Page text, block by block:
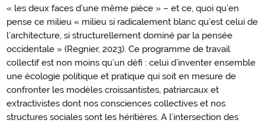
« les deux faces d’une même pièce » – et ce, quoi qu’en
pense ce milieu « milieu si radicalement blanc qu’est celui de
l’architecture, si structurellement dominé par la pensée
occidentale » (Regnier, 2023). Ce programme de travail
collectif est non moins qu’un défi : celui d’inventer ensemble
une écologie politique et pratique qui soit en mesure de
confronter les modèles croissantistes, patriarcaux et
extractivistes dont nos consciences collectives et nos
structures sociales sont les héritières. A l’intersection des